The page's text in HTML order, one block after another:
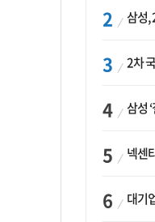
삼성, 2년
2차 국민성장
삼성 ‘갤Z8’
넥센타이
대기업 89곳